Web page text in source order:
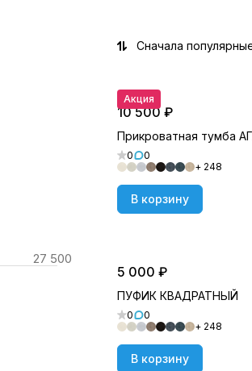
Сначала
Акция
10 500 ₽
Прикроватная тумба
0
0
+ 248
В корзину
5 000 ₽
ПУФИК КВАДРАТНЫЙ
0
0
+ 248
В корзину